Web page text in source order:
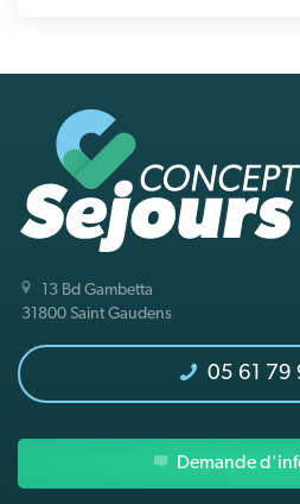
13 Bd Gambetta
31800 Saint Gaudens
05 61 79
Demande